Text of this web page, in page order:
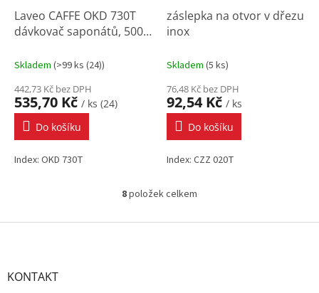
Laveo CAFFE OKD 730T
dávkovač saponátů, 500
Skladem (>99 ks (24))
442,73 Kč bez DPH
535,70 Kč / ks (24)
Do košíku
Index: OKD 730T
záslepka na otvor v dřezu
inox
Skladem (5 ks)
76,48 Kč bez DPH
92,54 Kč / ks
Do košíku
Index: CZZ 020T
O
l
8položek celkem
Z
KONTAKT